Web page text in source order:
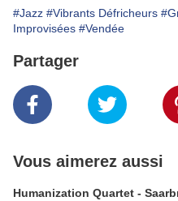
#Jazz #Vibrants Défricheurs
Improvisées #Vendée
Partager
Vous aimerez aussi
Humanization Quartet -